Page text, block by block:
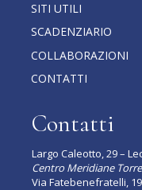
SITI UTILI
SCADENZIARIO
COLLABORAZIONI
CONTATTI
Contatti
Largo Caleotto, 29 –
Centro Meridiane
Via Fatebenefratelli,